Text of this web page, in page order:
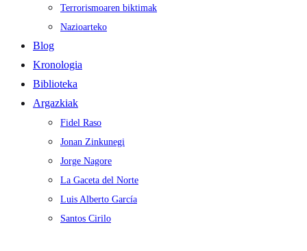
Terrorismoaren biktimak
Nazioarteko
Blog
Kronologia
Biblioteka
Argazkiak
Fidel Raso
Jonan Zinkunegi
Jorge Nagore
La Gaceta del Norte
Luis Alberto García
Santos Cirilo